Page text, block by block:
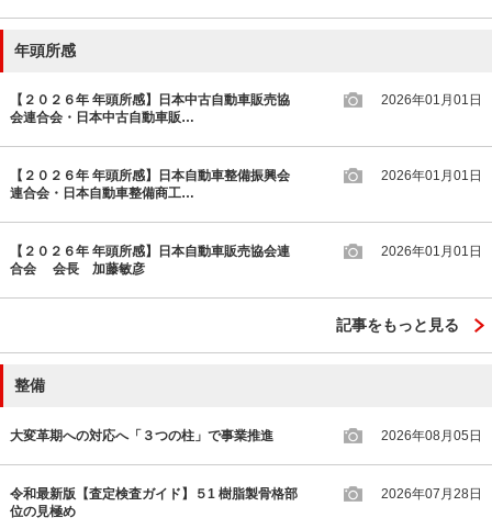
年頭所感
【２０２６年 年頭所感】日本中古自動車販売協
会連合会・日本中古自動車販…
2026年01月01日
【２０２６年 年頭所感】日本自動車整備振興会
連合会・日本自動車整備商工…
2026年01月01日
【２０２６年 年頭所感】日本自動車販売協会連
合会 会長 加藤敏彦
2026年01月01日
記事をもっと見る
整備
大変革期への対応へ「３つの柱」で事業推進 2026年08月05日
令和最新版【査定検査ガイド】５1 樹脂製骨格部
位の見極め
2026年07月28日